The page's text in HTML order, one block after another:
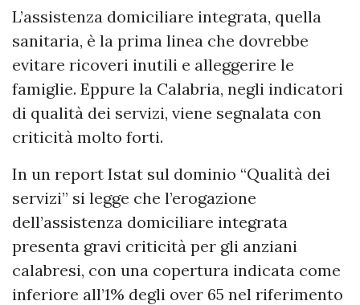
L’assistenza domiciliare integrata, quella
sanitaria, è la prima linea che dovrebbe
evitare ricoveri inutili e alleggerire le
famiglie. Eppure la Calabria, negli indicatori
di qualità dei servizi, viene segnalata con
criticità molto forti.
In un report Istat sul dominio “Qualità dei
servizi” si legge che l’erogazione
dell’assistenza domiciliare integrata
presenta gravi criticità per gli anziani
calabresi, con una copertura indicata come
inferiore all’1% degli over 65 nel riferimento